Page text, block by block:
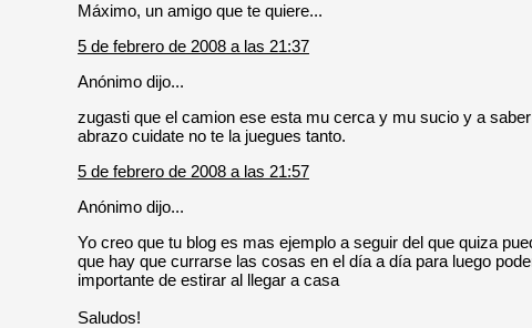
Máximo, un amigo que te quiere...
5 de febrero de 2008 a las 21:37
Anónimo dijo...
zugasti que el camion ese esta mu cerca y mu sucio y a
abrazo cuidate no te la juegues tanto.
5 de febrero de 2008 a las 21:57
Anónimo dijo...
Yo creo que tu blog es mas ejemplo a seguir del que quiza
que hay que currarse las cosas en el día a día para luego
importante de estirar al llegar a casa
Saludos!